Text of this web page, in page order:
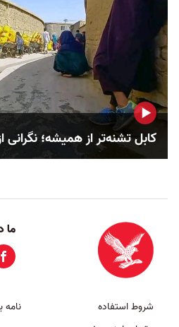
کابل تشنه‌تر از همیشه؛
ما
شروط استفاده
نامه